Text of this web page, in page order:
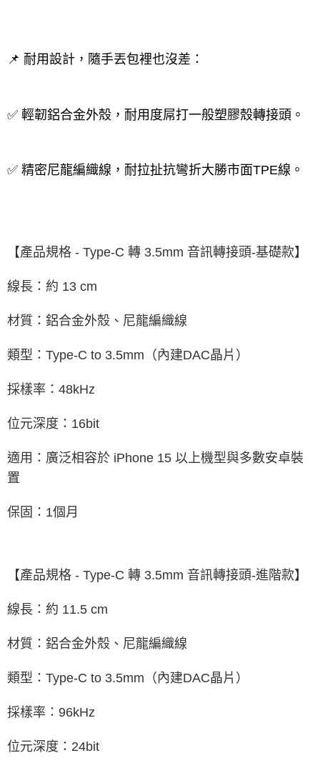
📌 耐用設計，隨手丟包裡也沒差：
✅ 輕韌鋁合金外殼，耐用度屌打一般塑膠殼轉接頭。
✅ 精密尼龍編織線，耐拉扯抗彎折大勝市面TPE線。
【產品規格 - Type-C 轉 3.5mm 音訊轉接頭-基礎款】
線長：約 13 cm
材質：鋁合金外殼、尼龍編織線
類型：Type-C to 3.5mm（內建DAC晶片）
採樣率：48kHz
位元深度：16bit
適用：廣泛相容於 iPhone 15 以上機型與多數安卓裝
置
保固：1個月
【產品規格 - Type-C 轉 3.5mm 音訊轉接頭-進階款】
線長：約 11.5 cm
材質：鋁合金外殼、尼龍編織線
類型：Type-C to 3.5mm（內建DAC晶片）
採樣率：96kHz
位元深度：24bit